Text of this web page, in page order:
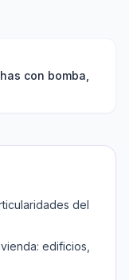
con bomba,
del
edificios,